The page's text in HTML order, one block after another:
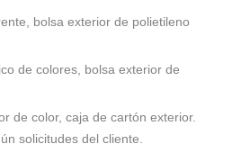
bolsa exterior de polietileno
de colores, bolsa exterior de
de color, caja de cartón exterior.
solicitudes del cliente.